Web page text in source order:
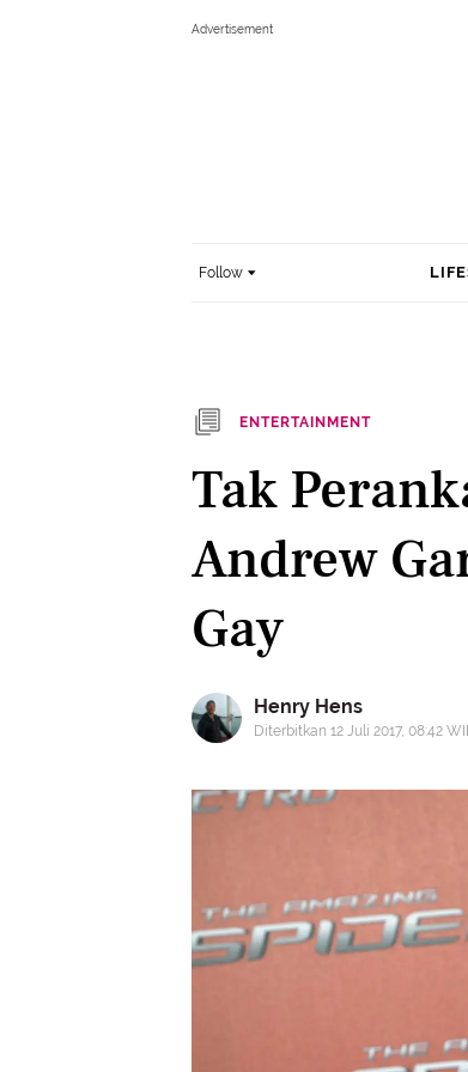
Follow
ENTERTAINMENT
Tak
Andrew
Gay
Henry Hens
Diterbitkan 12 Juli 2017, 08:42